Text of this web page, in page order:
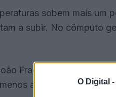
O Digital -
sobem mais um
a subir. No cômputo
Frada, esta situação
até domingo.